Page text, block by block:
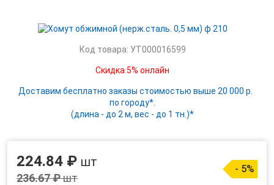
Код товара: УТ000016599
Скидка 5% онлайн
Доставим бесплатно заказы стоимостью выше 20 000 р.
по городу*.
(длина - до 2 м, вес - до 1 тн.)*
224.84 ₽ шт
236.67 ₽шт
- 5%